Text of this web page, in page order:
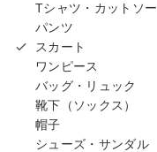
Tシャツ・カットソー
パンツ
スカート
ワンピース
バッグ・リュック
靴下（ソックス）
帽子
シューズ・サンダル